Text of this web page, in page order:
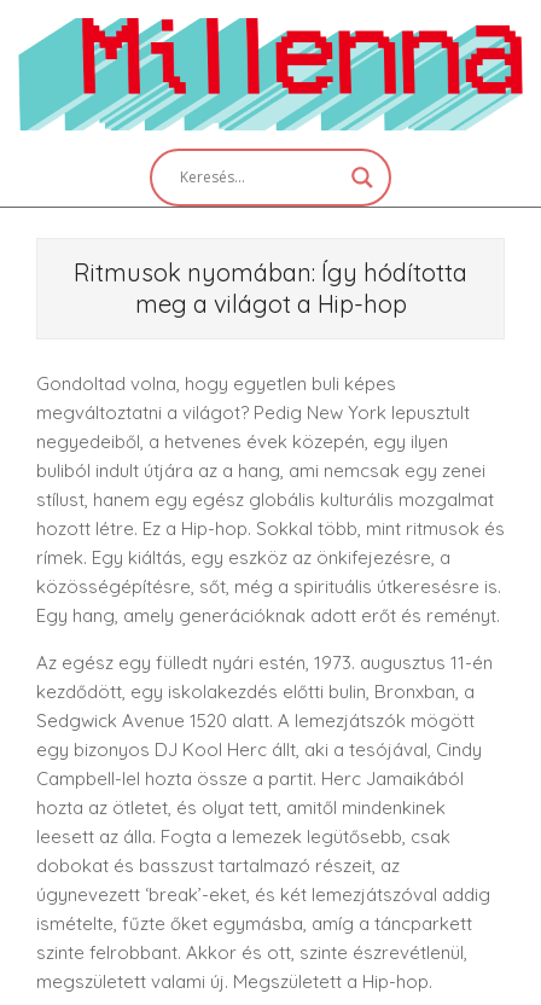
content
Ritmusok nyomában: Így hódította
meg a világot a Hip-hop
Gondoltad volna, hogy egyetlen buli képes
megváltoztatni a világot? Pedig New York lepusztult
negyedeiből, a hetvenes évek közepén, egy ilyen
buliból indult útjára az a hang, ami nemcsak egy zenei
stílust, hanem egy egész globális kulturális mozgalmat
hozott létre. Ez a Hip-hop. Sokkal több, mint ritmusok és
rímek. Egy kiáltás, egy eszköz az önkifejezésre, a
közösségépítésre, sőt, még a spirituális útkeresésre is.
Egy hang, amely generációknak adott erőt és reményt.
Az egész egy fülledt nyári estén, 1973. augusztus 11-én
kezdődött, egy iskolakezdés előtti bulin, Bronxban, a
Sedgwick Avenue 1520 alatt. A lemezjátszók mögött
egy bizonyos DJ Kool Herc állt, aki a tesójával, Cindy
Campbell-lel hozta össze a partit. Herc Jamaikából
hozta az ötletet, és olyat tett, amitől mindenkinek
leesett az álla. Fogta a lemezek legütősebb, csak
dobokat és basszust tartalmazó részeit, az
úgynevezett ‘break’-eket, és két lemezjátszóval addig
ismételte, fűzte őket egymásba, amíg a táncparkett
szinte felrobbant. Akkor és ott, szinte észrevétlenül,
megszületett valami új. Megszületett a Hip-hop.